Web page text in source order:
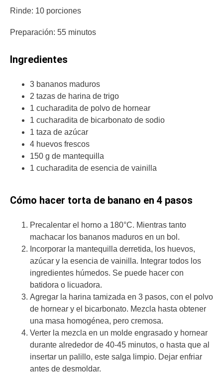
Rinde: 10 porciones
Preparación: 55 minutos
Ingredientes
3 bananos maduros
2 tazas de harina de trigo
1 cucharadita de polvo de hornear
1 cucharadita de bicarbonato de sodio
1 taza de azúcar
4 huevos frescos
150 g de mantequilla
1 cucharadita de esencia de vainilla
Cómo hacer torta de banano en 4 pasos
Precalentar el horno a 180°C. Mientras tanto
machacar los bananos maduros en un bol.
Incorporar la mantequilla derretida, los huevos,
azúcar y la esencia de vainilla. Integrar todos los
ingredientes húmedos. Se puede hacer con
batidora o licuadora.
Agregar la harina tamizada en 3 pasos, con el polvo
de hornear y el bicarbonato. Mezcla hasta obtener
una masa homogénea, pero cremosa.
Verter la mezcla en un molde engrasado y hornear
durante alrededor de 40-45 minutos, o hasta que al
insertar un palillo, este salga limpio. Dejar enfriar
antes de desmoldar.